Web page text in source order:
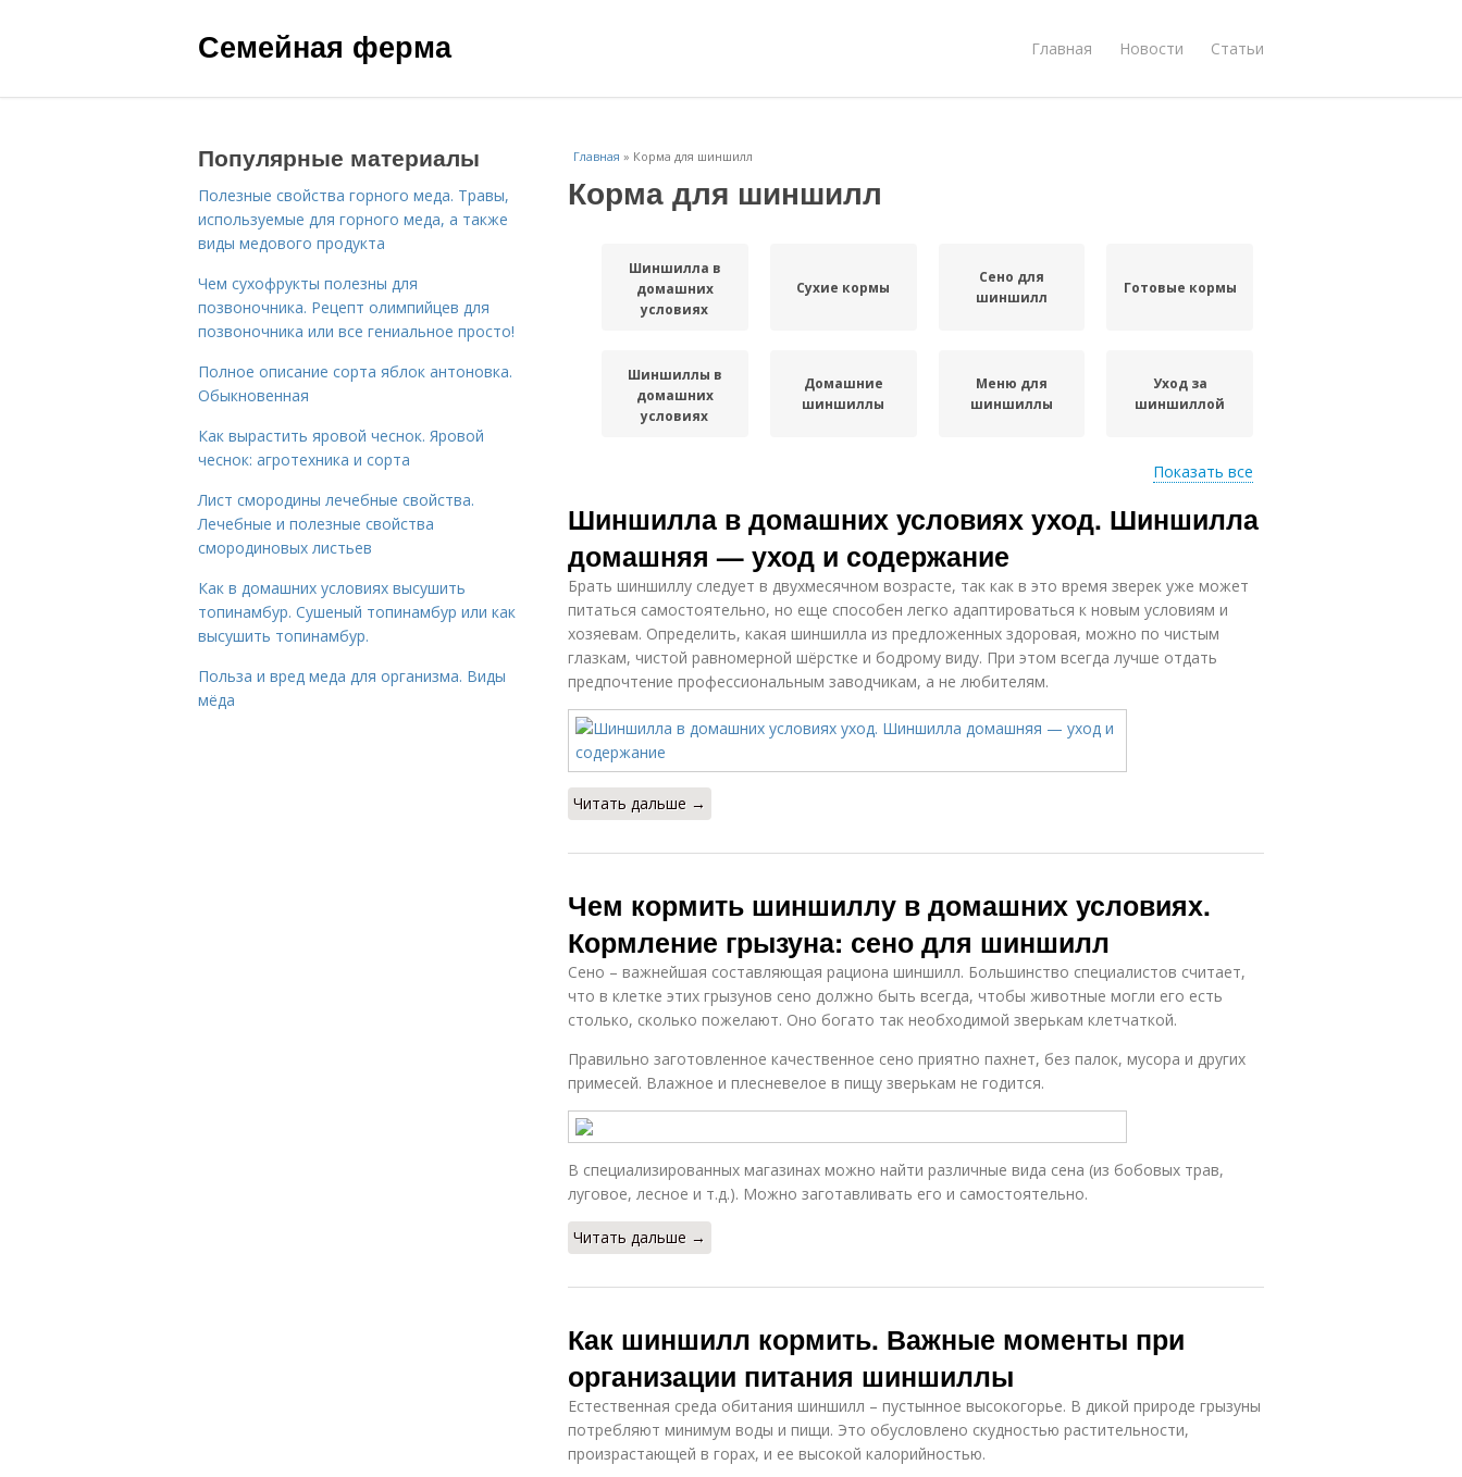
Семейная ферма Главная Новости Статьи
Главная » Корма для шиншилл
Корма для шиншилл
Шиншилла в
домашних
условиях
Сухие кормы
Сено для
шиншилл
Готовые кормы
Шиншиллы в
домашних
условиях
Домашние
шиншиллы
Меню для
шиншиллы
Уход за
шиншиллой
шиншилл
шиншиллы
природе
фермах
Шиншиллы при
поносе
Прикорм для
шиншилл
Имена для
шиншилл
Имя для
шиншиллы
Показать все
Шиншилла в домашних условиях уход. Шиншилла
домашняя — уход и содержание
Брать шиншиллу следует в двухмесячном возрасте, так как в это время зверек уже может
питаться самостоятельно, но еще способен легко адаптироваться к новым условиям и
хозяевам. Определить, какая шиншилла из предложенных здоровая, можно по чистым
глазкам, чистой равномерной шёрстке и бодрому виду. При этом всегда лучше отдать
предпочтение профессиональным заводчикам, а не любителям.
Читать дальше →
Чем кормить шиншиллу в домашних условиях.
Кормление грызуна: сено для шиншилл
Сено – важнейшая составляющая рациона шиншилл. Большинство специалистов считает,
что в клетке этих грызунов сено должно быть всегда, чтобы животные могли его есть
столько, сколько пожелают. Оно богато так необходимой зверькам клетчаткой.
Правильно заготовленное качественное сено приятно пахнет, без палок, мусора и других
примесей. Влажное и плесневелое в пищу зверькам не годится.
В специализированных магазинах можно найти различные вида сена (из бобовых трав,
луговое, лесное и т.д.). Можно заготавливать его и самостоятельно.
Читать дальше →
Как шиншилл кормить. Важные моменты при
организации питания шиншиллы
Естественная среда обитания шиншилл – пустынное высокогорье. В дикой природе грызуны
потребляют минимум воды и пищи. Это обусловлено скудностью растительности,
произрастающей в горах, и ее высокой калорийностью.
Популярные материалы
Полезные свойства горного меда. Травы,
используемые для горного меда, а также
виды медового продукта
Чем сухофрукты полезны для
позвоночника. Рецепт олимпийцев для
позвоночника или все гениальное просто!
Полное описание сорта яблок антоновка.
Обыкновенная
Как вырастить яровой чеснок. Яровой
чеснок: агротехника и сорта
Лист смородины лечебные свойства.
Лечебные и полезные свойства
смородиновых листьев
Как в домашних условиях высушить
топинамбур. Сушеный топинамбур или как
высушить топинамбур.
Польза и вред меда для организма. Виды
мёда